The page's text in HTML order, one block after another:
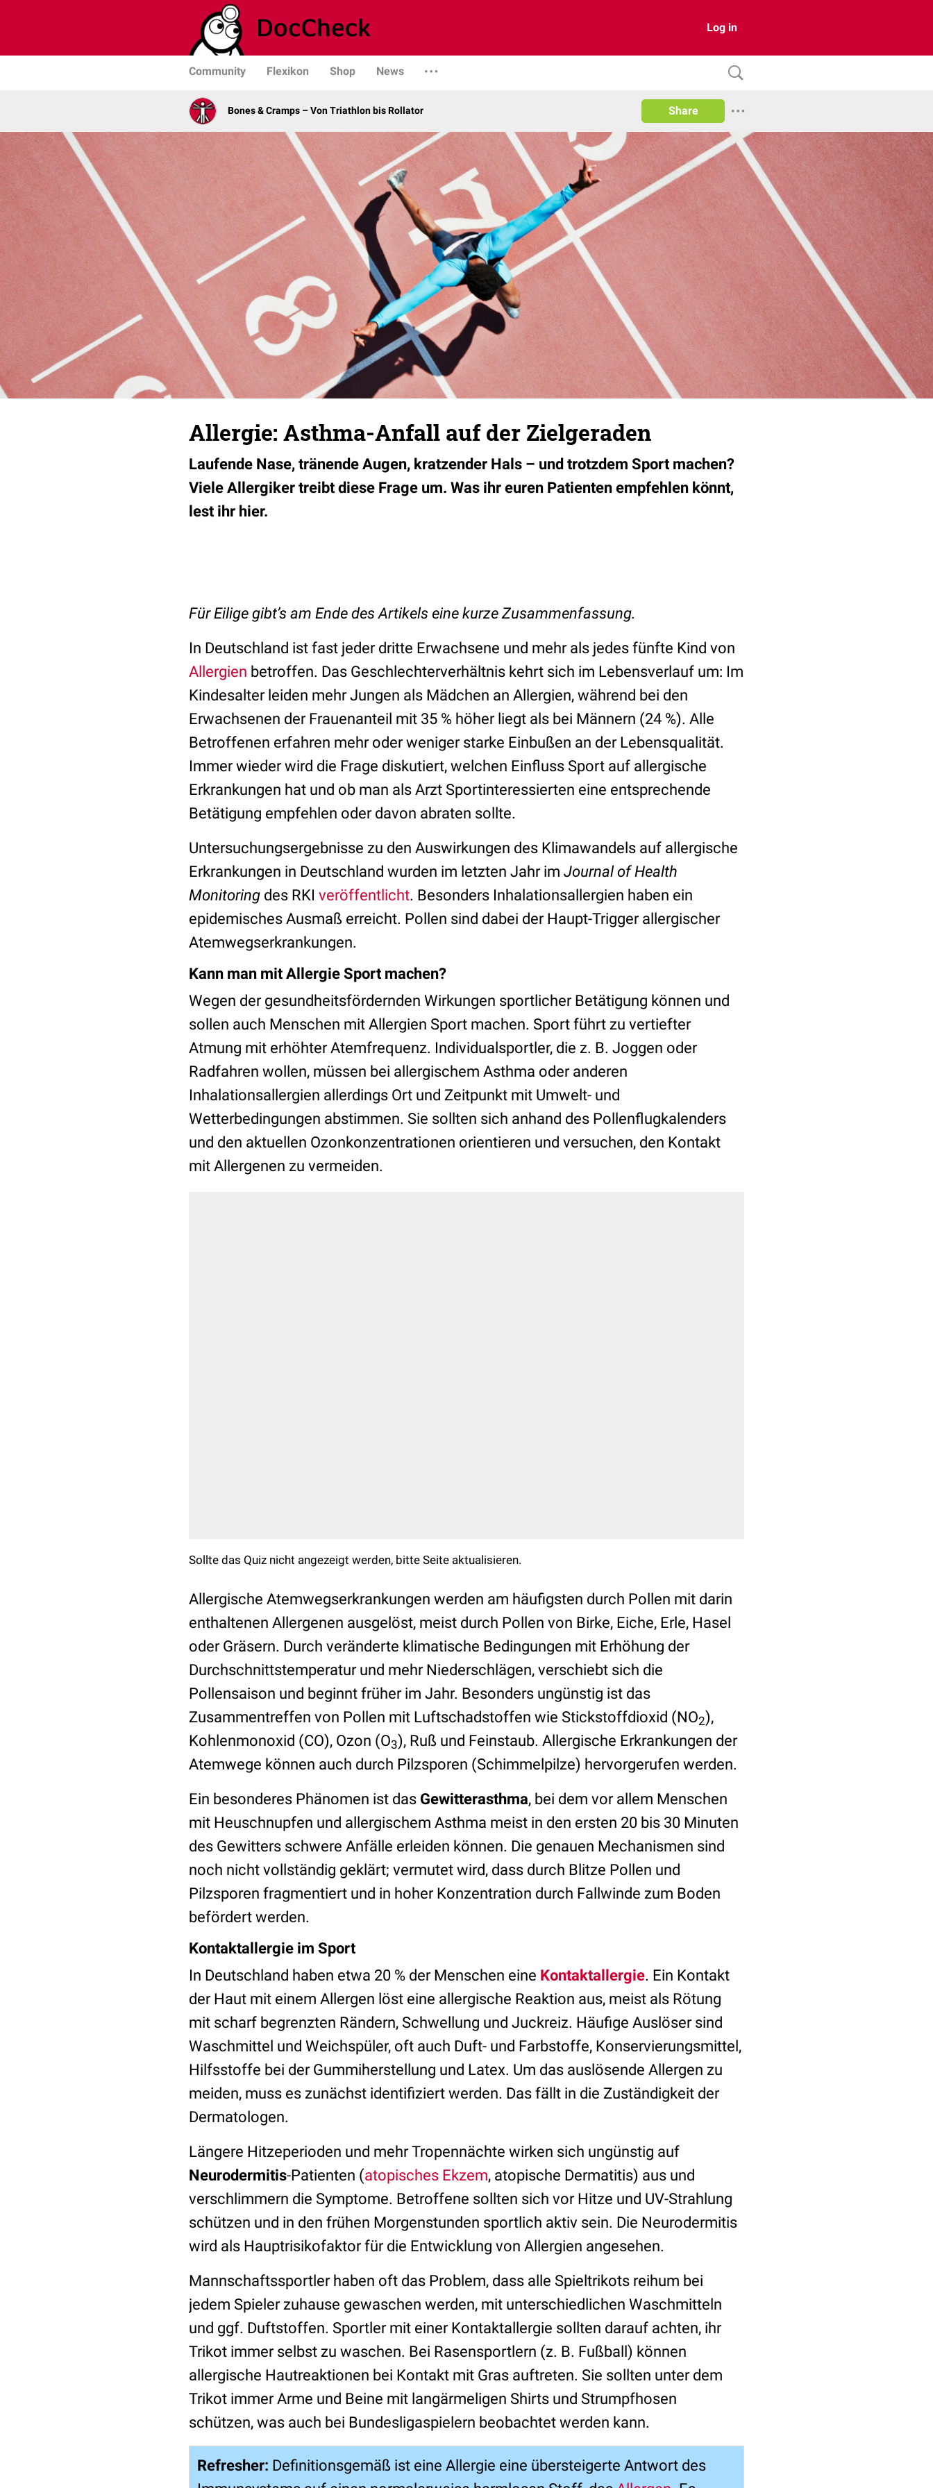
Log in
Community Flexikon Shop News
Bones & Cramps – Von Triathlon bis Rollator Share
Allergie: Asthma-Anfall auf der Zielgeraden
Laufende Nase, tränende Augen, kratzender Hals – und trotzdem Sport machen?
Viele Allergiker treibt diese Frage um. Was ihr euren Patienten empfehlen könnt,
lest ihr hier.
Für Eilige gibt’s am Ende des Artikels eine kurze Zusammenfassung.
In Deutschland ist fast jeder dritte Erwachsene und mehr als jedes fünfte Kind von
Allergien betroffen. Das Geschlechterverhältnis kehrt sich im Lebensverlauf um: Im
Kindesalter leiden mehr Jungen als Mädchen an Allergien, während bei den
Erwachsenen der Frauenanteil mit 35 % höher liegt als bei Männern (24 %). Alle
Betroffenen erfahren mehr oder weniger starke Einbußen an der Lebensqualität.
Immer wieder wird die Frage diskutiert, welchen Einfluss Sport auf allergische
Erkrankungen hat und ob man als Arzt Sportinteressierten eine entsprechende
Betätigung empfehlen oder davon abraten sollte.
Untersuchungsergebnisse zu den Auswirkungen des Klimawandels auf allergische
Erkrankungen in Deutschland wurden im letzten Jahr im Journal of Health
Monitoring des RKI veröffentlicht. Besonders Inhalationsallergien haben ein
epidemisches Ausmaß erreicht. Pollen sind dabei der Haupt-Trigger allergischer
Atemwegserkrankungen.
Kann man mit Allergie Sport machen?
Wegen der gesundheitsfördernden Wirkungen sportlicher Betätigung können und
sollen auch Menschen mit Allergien Sport machen. Sport führt zu vertiefter
Atmung mit erhöhter Atemfrequenz. Individualsportler, die z. B. Joggen oder
Radfahren wollen, müssen bei allergischem Asthma oder anderen
Inhalationsallergien allerdings Ort und Zeitpunkt mit Umwelt- und
Wetterbedingungen abstimmen. Sie sollten sich anhand des Pollenflugkalenders
und den aktuellen Ozonkonzentrationen orientieren und versuchen, den Kontakt
mit Allergenen zu vermeiden.
Sollte das Quiz nicht angezeigt werden, bitte Seite aktualisieren.
Allergische Atemwegserkrankungen werden am häufigsten durch Pollen mit darin
enthaltenen Allergenen ausgelöst, meist durch Pollen von Birke, Eiche, Erle, Hasel
oder Gräsern. Durch veränderte klimatische Bedingungen mit Erhöhung der
Durchschnittstemperatur und mehr Niederschlägen, verschiebt sich die
Pollensaison und beginnt früher im Jahr. Besonders ungünstig ist das
Zusammentreffen von Pollen mit Luftschadstoffen wie Stickstoffdioxid (NO2),
Kohlenmonoxid (CO), Ozon (O3), Ruß und Feinstaub. Allergische Erkrankungen der
Atemwege können auch durch Pilzsporen (Schimmelpilze) hervorgerufen werden.
Ein besonderes Phänomen ist das Gewitterasthma, bei dem vor allem Menschen
mit Heuschnupfen und allergischem Asthma meist in den ersten 20 bis 30 Minuten
des Gewitters schwere Anfälle erleiden können. Die genauen Mechanismen sind
noch nicht vollständig geklärt; vermutet wird, dass durch Blitze Pollen und
Pilzsporen fragmentiert und in hoher Konzentration durch Fallwinde zum Boden
befördert werden.
Kontaktallergie im Sport
In Deutschland haben etwa 20 % der Menschen eine Kontaktallergie. Ein Kontakt
der Haut mit einem Allergen löst eine allergische Reaktion aus, meist als Rötung
mit scharf begrenzten Rändern, Schwellung und Juckreiz. Häufige Auslöser sind
Waschmittel und Weichspüler, oft auch Duft- und Farbstoffe, Konservierungsmittel,
Hilfsstoffe bei der Gummiherstellung und Latex. Um das auslösende Allergen zu
meiden, muss es zunächst identifiziert werden. Das fällt in die Zuständigkeit der
Dermatologen.
Längere Hitzeperioden und mehr Tropennächte wirken sich ungünstig auf
Neurodermitis-Patienten (atopisches Ekzem, atopische Dermatitis) aus und
verschlimmern die Symptome. Betroffene sollten sich vor Hitze und UV-Strahlung
schützen und in den frühen Morgenstunden sportlich aktiv sein. Die Neurodermitis
wird als Hauptrisikofaktor für die Entwicklung von Allergien angesehen.
Mannschaftssportler haben oft das Problem, dass alle Spieltrikots reihum bei
jedem Spieler zuhause gewaschen werden, mit unterschiedlichen Waschmitteln
und ggf. Duftstoffen. Sportler mit einer Kontaktallergie sollten darauf achten, ihr
Trikot immer selbst zu waschen. Bei Rasensportlern (z. B. Fußball) können
allergische Hautreaktionen bei Kontakt mit Gras auftreten. Sie sollten unter dem
Trikot immer Arme und Beine mit langärmeligen Shirts und Strumpfhosen
schützen, was auch bei Bundesligaspielern beobachtet werden kann.
Refresher: Definitionsgemäß ist eine Allergie eine übersteigerte Antwort des